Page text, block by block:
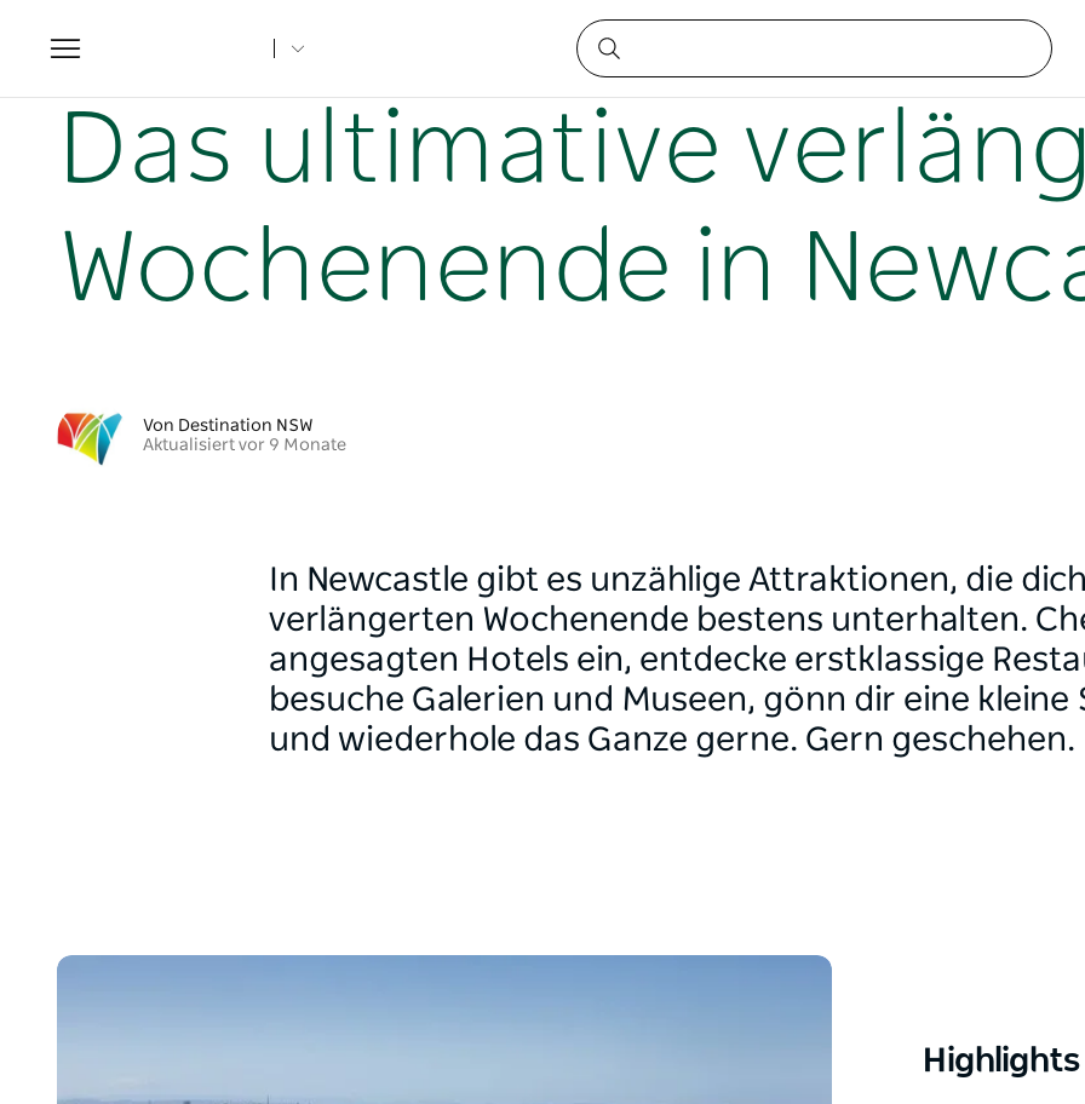
Toggle
navigation
Das ultimative verlängerte Wochenende in Newcastle
Das ultimative
Wochenende in
Von Destination NSW
Aktualisiert vor 9 Monate
In Newcastle gibt es unzählige Attraktionen, die
verlängerten Wochenende bestens unterhalten.
angesagten Hotels ein, entdecke erstklassige
besuche Galerien und Museen, gönn dir eine
und wiederhole das Ganze gerne. Gern geschehen.
Highlights